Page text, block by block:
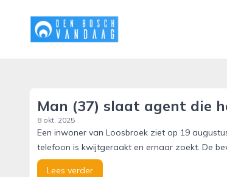
denboschvandaag.nl
Man (37) slaat agent die
8 okt. 2025
Een inwoner van Loosbroek ziet op 19
telefoon is kwijtgeraakt en ernaar zoekt. De
Lees verder